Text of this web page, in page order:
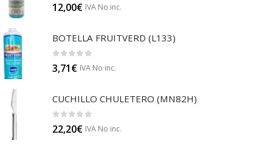
0 out of 5
12,00€ IVA No inc.
BOTELLA FRUITVERD (L133)
0 out of 5
3,71€ IVA No inc.
CUCHILLO CHULETERO (MN82H)
0 out of 5
22,20€ IVA No inc.